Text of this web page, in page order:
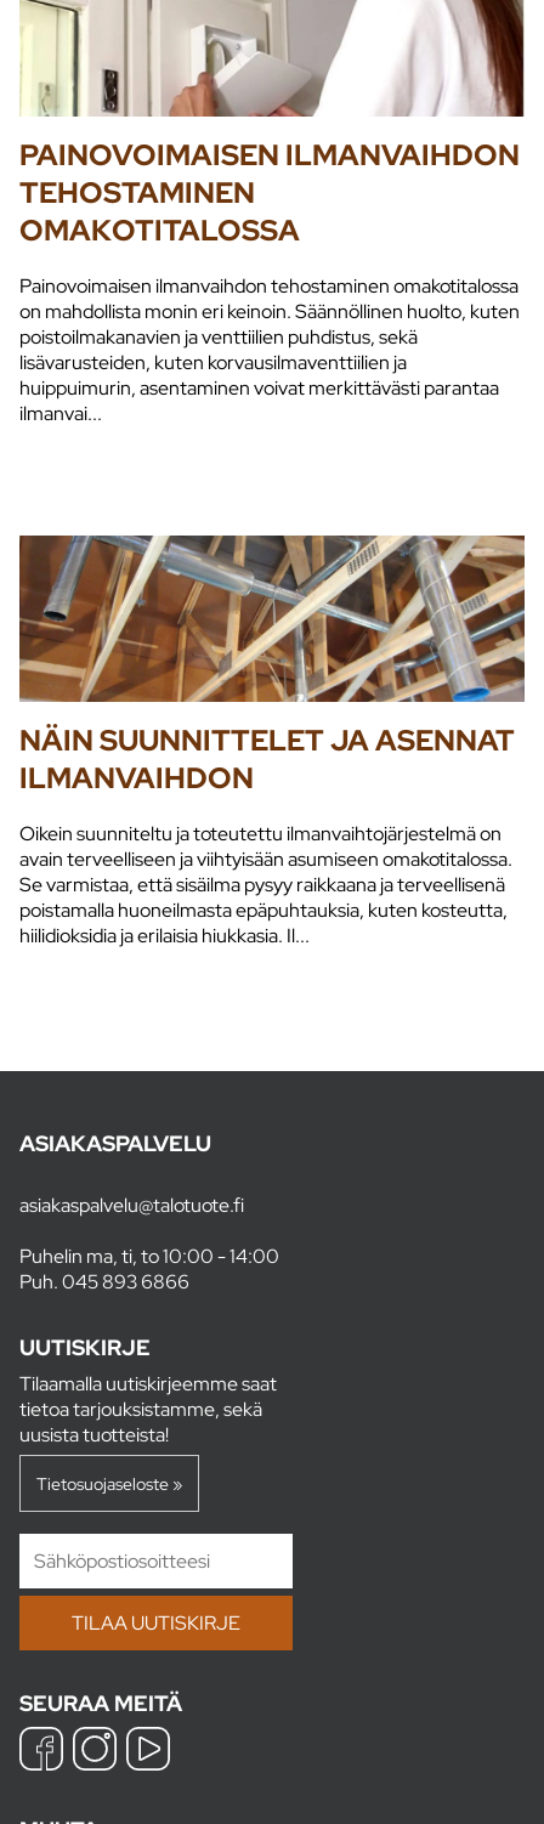
PAINOVOIMAISEN ILMANVAIHDON
TEHOSTAMINEN
OMAKOTITALOSSA
Painovoimaisen ilmanvaihdon tehostaminen omakotitalossa
on mahdollista monin eri keinoin. Säännöllinen huolto, kuten
poistoilmakanavien ja venttiilien puhdistus, sekä
lisävarusteiden, kuten korvausilmaventtiilien ja
huippuimurin, asentaminen voivat merkittävästi parantaa
ilmanvai...
NÄIN SUUNNITTELET JA ASENNAT
ILMANVAIHDON
Oikein suunniteltu ja toteutettu ilmanvaihtojärjestelmä on
avain terveelliseen ja viihtyisään asumiseen omakotitalossa.
Se varmistaa, että sisäilma pysyy raikkaana ja terveellisenä
poistamalla huoneilmasta epäpuhtauksia, kuten kosteutta,
hiilidioksidia ja erilaisia hiukkasia. Il...
ASIAKASPALVELU
asiakaspalvelu@talotuote.fi
Puhelin ma, ti, to 10:00 - 14:00
Puh.045 893 6866
UUTISKIRJE
Tilaamalla uutiskirjeemme saat
tietoa tarjouksistamme, sekä
uusista tuotteista!
Tietosuojaseloste »
SEURAA MEITÄ